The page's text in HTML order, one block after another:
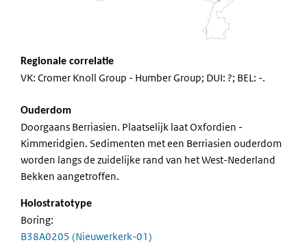
Regionale correlatie
VK: Cromer Knoll Group - Humber Group; DUI: ?; BEL: -.
Ouderdom
Doorgaans Berriasien. Plaatselijk laat Oxfordien -
Kimmeridgien. Sedimenten met een Berriasien ouderdom
worden langs de zuidelijke rand van het West-Nederland
Bekken aangetroffen.
Holostratotype
Boring:
B38A0205 (Nieuwerkerk-01)